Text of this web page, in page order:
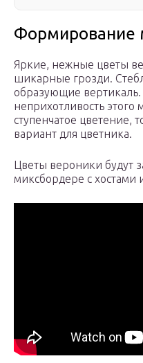
Формирование
Яркие, нежные цветы
шикарные грозди.
образующие вертикаль.
неприхотливость этого
ступенчатое цветение,
вариант для цветника.
Цветы вероники будут
миксбордере с хостами